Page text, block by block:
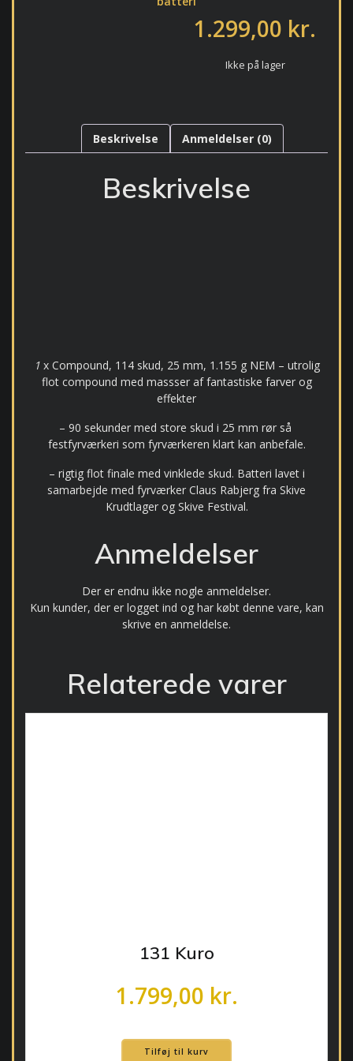
1.299,00 kr.
Ikke på lager
Beskrivelse Anmeldelser (0)
Beskrivelse
1x Compound, 114 skud, 25 mm, 1.155 g NEM – utrolig
flot compound med massser af fantastiske farver og
effekter
– 90 sekunder med store skud i 25 mm rør så
festfyrværkeri som fyrværkeren klart kan anbefale.
– rigtig flot finale med vinklede skud. Batteri lavet i
samarbejde med fyrværker Claus Rabjerg fra Skive
Krudtlager og Skive Festival.
Anmeldelser
Der er endnu ikke nogle anmeldelser.
Kun kunder, der er logget ind og har købt denne vare, kan
skrive en anmeldelse.
Relaterede varer
131 Kuro
1.799,00 kr.
Tilføj til kurv